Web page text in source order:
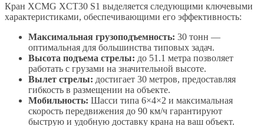
Кран XCMG XCT30 S1 выделяется следующими ключевыми
характеристиками, обеспечивающими его эффективность:
Максимальная грузоподъемность: 30 тонн —
оптимальная для большинства типовых задач.
Высота подъема стрелы: до 51.1 метра позволяет
работать с грузами на значительной высоте.
Вылет стрелы: достигает 30 метров, предоставляя
гибкость в размещении на объекте.
Мобильность: Шасси типа 6×4×2 и максимальная
скорость передвижения до 90 км/ч гарантируют
быструю и удобную доставку крана на ваш объект.